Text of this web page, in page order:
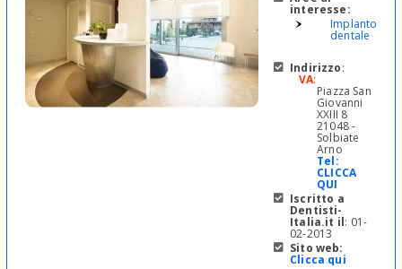
interesse:
dentale
Indirizzo:
VA:
Piazza San
Giovanni
XXIII 8
21048 -
Solbiate
Arno
Tel:
CLICCA
QUI
Iscritto a
Dentisti-
Italia.it il: 01-
02-2013
Sito web:
Clicca qui